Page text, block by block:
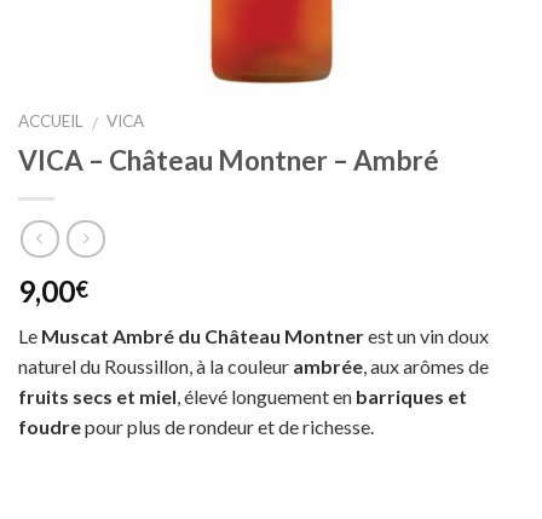
ACCUEIL / VICA
VICA – Château Montner – Ambré
9,00€
Le Muscat Ambré du Château Montnerest un vin doux
naturel du Roussillon, à la couleur ambrée, aux arômes de
fruits secs et miel, élevé longuement en barriques et
foudrepour plus de rondeur et de richesse.